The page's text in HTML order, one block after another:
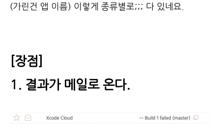
(가린건 앱 이름) 이렇게 종류별로;;; 다 있네요.
[장점]
1. 결과가 메일로 온다.